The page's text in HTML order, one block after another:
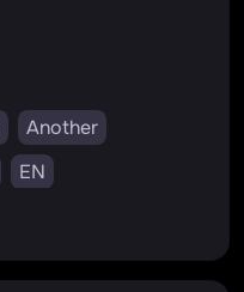
Another
EN